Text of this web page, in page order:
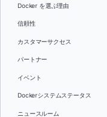
Docker を選ぶ理由
信頼性
カスタマーサクセス
パートナー
イベント
Dockerシステムステータス
ニュースルーム